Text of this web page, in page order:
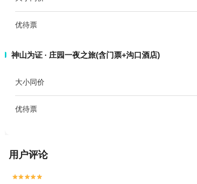
优待票
神山为证 · 庄园一夜之旅(含门票+沟口酒店)
大小同价
优待票
用户评论

